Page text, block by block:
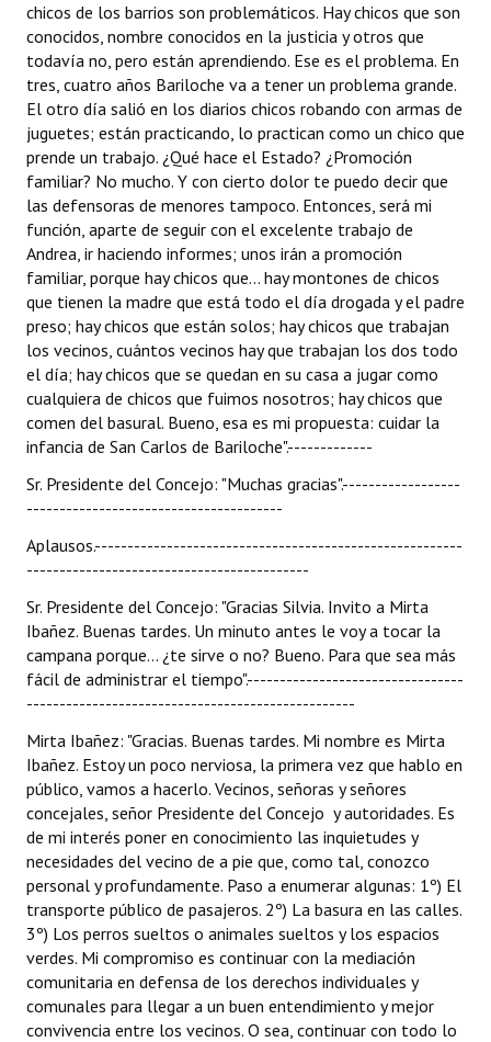
chicos de los barrios son problemáticos. Hay chicos que son
conocidos, nombre conocidos en la justicia y otros que
todavía no, pero están aprendiendo. Ese es el problema. En
tres, cuatro años Bariloche va a tener un problema grande.
El otro día salió en los diarios chicos robando con armas de
juguetes; están practicando, lo practican como un chico que
prende un trabajo. ¿Qué hace el Estado? ¿Promoción
familiar? No mucho. Y con cierto dolor te puedo decir que
las defensoras de menores tampoco. Entonces, será mi
función, aparte de seguir con el excelente trabajo de
Andrea, ir haciendo informes; unos irán a promoción
familiar, porque hay chicos que... hay montones de chicos
que tienen la madre que está todo el día drogada y el padre
preso; hay chicos que están solos; hay chicos que trabajan
los vecinos, cuántos vecinos hay que trabajan los dos todo
el día; hay chicos que se quedan en su casa a jugar como
cualquiera de chicos que fuimos nosotros; hay chicos que
comen del basural. Bueno, esa es mi propuesta: cuidar la
infancia de San Carlos de Bariloche".-------------
Sr. Presidente del Concejo: "Muchas gracias".------------------
---------------------------------------
Aplausos.--------------------------------------------------------
-------------------------------------------
Sr. Presidente del Concejo: "Gracias Silvia. Invito a Mirta
Ibañez. Buenas tardes. Un minuto antes le voy a tocar la
campana porque... ¿te sirve o no? Bueno. Para que sea más
fácil de administrar el tiempo".---------------------------------
--------------------------------------------------
Mirta Ibañez: "Gracias. Buenas tardes. Mi nombre es Mirta
Ibañez. Estoy un poco nerviosa, la primera vez que hablo en
público, vamos a hacerlo. Vecinos, señoras y señores
concejales, señor Presidente del Concejo y autoridades. Es
de mi interés poner en conocimiento las inquietudes y
necesidades del vecino de a pie que, como tal, conozco
personal y profundamente. Paso a enumerar algunas: 1º) El
transporte público de pasajeros. 2º) La basura en las calles.
3º) Los perros sueltos o animales sueltos y los espacios
verdes. Mi compromiso es continuar con la mediación
comunitaria en defensa de los derechos individuales y
comunales para llegar a un buen entendimiento y mejor
convivencia entre los vecinos. O sea, continuar con todo lo